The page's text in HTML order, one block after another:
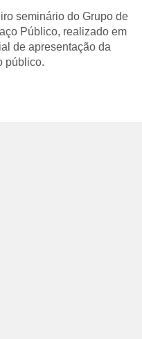
seminário do Grupo de
Público, realizado em
de apresentação da
público.